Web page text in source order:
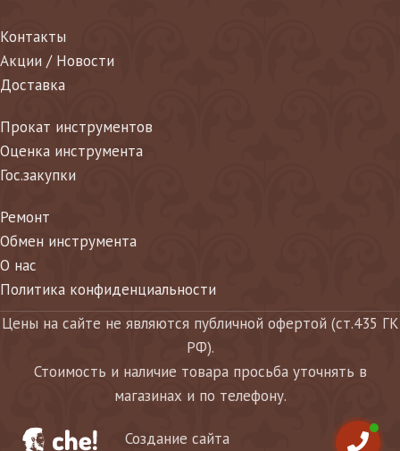
Контакты
Акции / Новости
Доставка
Прокат инструментов
Оценка инструмента
Гос.закупки
Ремонт
Обмен инструмента
О нас
Политика конфиденциальности
Цены на сайте не являются публичной офертой (ст.435 ГК
РФ).
Стоимость и наличие товара просьба уточнять в
магазинах и по телефону.
Создание сайта